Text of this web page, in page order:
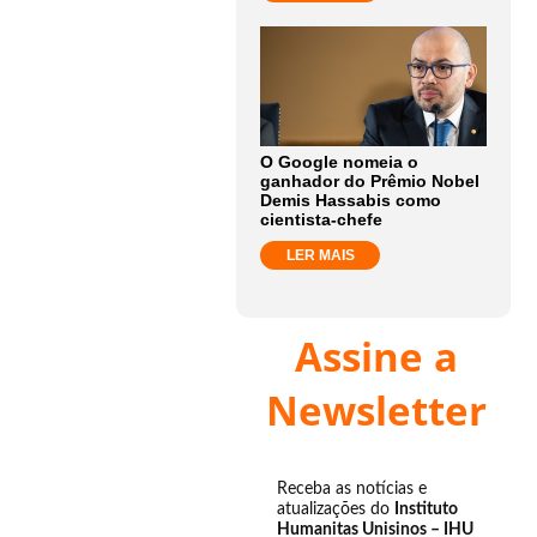
O Google nomeia o
ganhador do Prêmio Nobel
Demis Hassabis como
cientista-chefe
LER MAIS
Assine a
Newsletter
Receba as notícias e
atualizações do Instituto
Humanitas Unisinos – IHU